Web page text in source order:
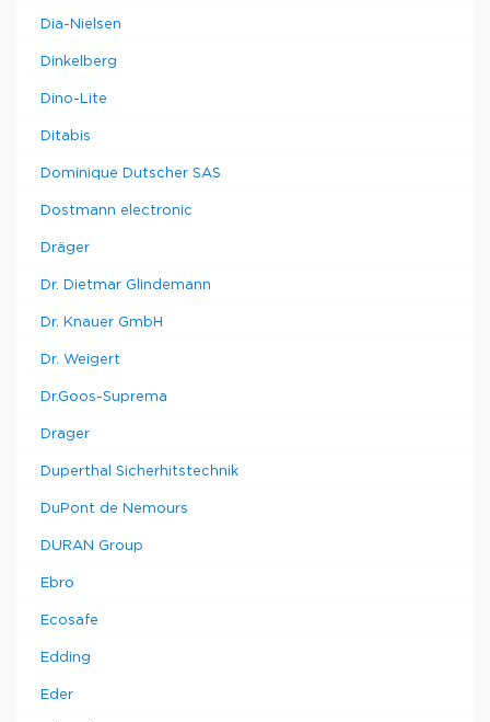
Dia-Nielsen
Dinkelberg
Dino-Lite
Ditabis
Dominique Dutscher SAS
Dostmann electronic
Dräger
Dr. Dietmar Glindemann
Dr. Knauer GmbH
Dr. Weigert
Dr.Goos-Suprema
Drager
Duperthal Sicherhitstechnik
DuPont de Nemours
DURAN Group
Ebro
Ecosafe
Edding
Eder